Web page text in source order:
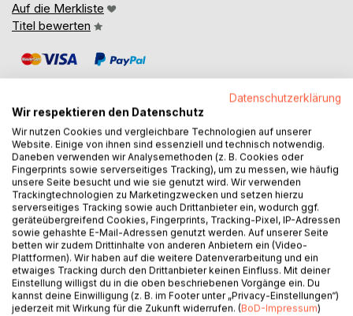
Auf die Merkliste
Titel bewerten
BESCHREIBUNG
Gerade in unsicheren Zeiten, in denen traditionelle Normen
und Werte wenig Orientierung bieten, stellen sich die
Menschen verstärkt die Frage nach dem Sinn ihres
Lebens. Wie kann das Leben jenseits von
verantwortungsloser Vergnügungslust einerseits oder
freudlosem Puritanismus andererseits gelingen? Dass ein
ökologisch verantwortungsvoller Lebensgenuss und ein
sinnerfülltes Leben keine Gegensätze sind, sondern nur
Datenschutzerklärung
Wir respektieren den Datenschutz
Wir nutzen Cookies und vergleichbare Technologien auf unserer
Website. Einige von ihnen sind essenziell und technisch notwendig.
Daneben verwenden wir Analysemethoden (z. B. Cookies oder
Fingerprints sowie serverseitiges Tracking), um zu messen, wie häufig
unsere Seite besucht und wie sie genutzt wird. Wir verwenden
Trackingtechnologien zu Marketingzwecken und setzen hierzu
serverseitiges Tracking sowie auch Drittanbieter ein, wodurch ggf.
geräteübergreifend Cookies, Fingerprints, Tracking-Pixel, IP-Adressen
sowie gehashte E-Mail-Adressen genutzt werden. Auf unserer Seite
betten wir zudem Drittinhalte von anderen Anbietern ein (Video-
Plattformen). Wir haben auf die weitere Datenverarbeitung und ein
etwaiges Tracking durch den Drittanbieter keinen Einfluss. Mit deiner
Einstellung willigst du in die oben beschriebenen Vorgänge ein. Du
kannst deine Einwilligung (z. B. im Footer unter „Privacy-Einstellungen“)
jederzeit mit Wirkung für die Zukunft widerrufen. (BoD-Impressum)